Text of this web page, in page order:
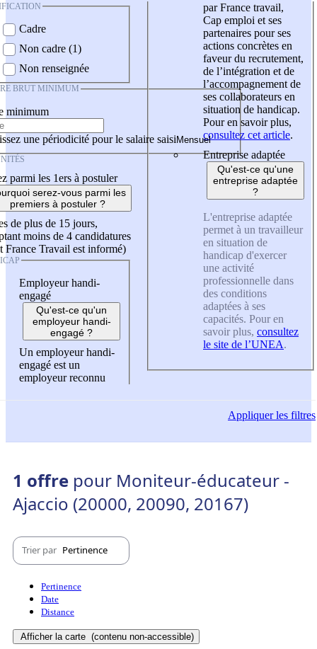
Cadre
Non cadre (1)
Non renseignée
BRUT MINIMUM
minimum
une périodicité pour le salaire saisi
parmi les 1ers à postuler
serez-vous parmi les
premiers à postuler ?
de plus de 15 jours,
moins de 4 candidatures
France Travail est informé)
Employeur handi-
engagé
Qu'est-ce qu'un
employeur handi-
engagé ?
Un employeur handi-
engagé est un
employeur reconnu
par France travail,
Cap emploi et ses
partenaires pour ses
actions concrètes en
faveur du recrutement,
de l’intégration et de
l’accompagnement de
ses collaborateurs en
situation de handicap.
Pour en savoir plus,
consultez cet article.
Entreprise adaptée
Qu'est-ce qu'une
entreprise adaptée
?
L'entreprise adaptée
permet à un travailleur
en situation de
handicap d'exercer
une activité
professionnelle dans
des conditions
adaptées à ses
capacités. Pour en
savoir plus, consultez
le site de l’UNEA.
Appliquerles filtres
1 offre pour Moniteur-éducateur -
Ajaccio (20000, 20090, 20167)
Trier par Pertinence
Pertinence
Date
Distance
Afficher la carte (contenu non-accessible)